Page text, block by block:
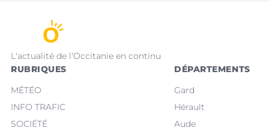
L'actualité de l'Occitanie en continu
RUBRIQUES
MÉTÉO
INFO TRAFIC
SOCIÉTÉ
DÉPARTEMENTS
Gard
Hérault
Aude